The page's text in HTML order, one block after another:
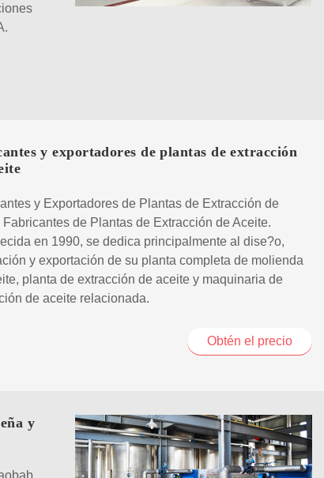
y exportadores de plantas de extracción
y Exportadores de Plantas de Extracción de
de Plantas de Extracción de Aceite.
en 1990, se dedica principalmente al dise?o,
y exportación de su planta completa de molienda
planta de extracción de aceite y maquinaria de
de aceite relacionada.
Obtén el precio
y